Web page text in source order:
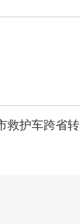
救护车跨省转